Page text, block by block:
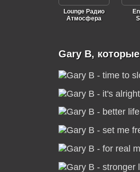
Lounge Радио
Атмосфера
Gary B,